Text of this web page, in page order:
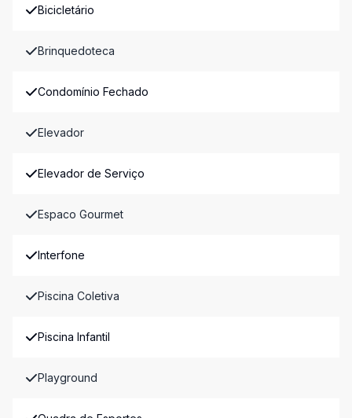
Bicicletário
Brinquedoteca
Condomínio Fechado
Elevador
Elevador de Serviço
Espaco Gourmet
Interfone
Piscina Coletiva
Piscina Infantil
Playground